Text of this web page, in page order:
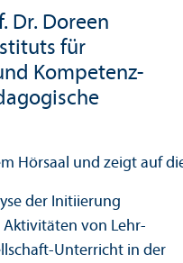
Dr. Doreen
für
Kompetenz­
der Initiierung
von Lehr­
Unter­richt in der